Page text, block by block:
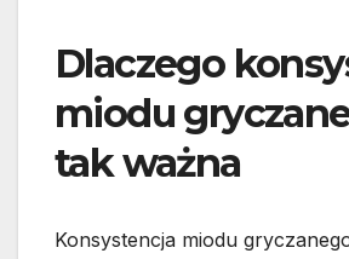
Dlaczego
miodu
tak ważna
Konsystencja miodu